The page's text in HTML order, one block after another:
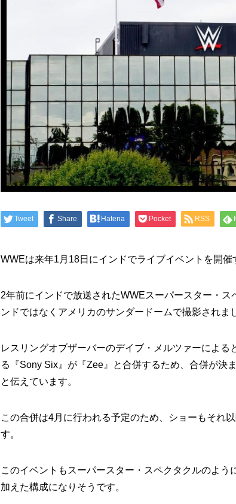
Tweet Share Hatena Pocket RSS
WWEは来年1月18日にインドでライブイベントを開催
2年前にインドで放送されたWWEスーパースター・
ンドではなくアメリカのサンダードームで撮影されま
レスリングオブザーバーのデイブ・メルツァーによ
る『Sony Six』が『Zee』と合併するため、合併が決
と伝えています。
この合併は4月に行われる予定のため、ショーもそれ
す。
このイベントもスーパースター・スペクタクルのよ
加えた構成になりそうです。